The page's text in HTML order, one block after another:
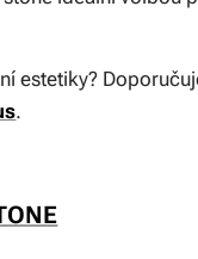
estetiky?
.